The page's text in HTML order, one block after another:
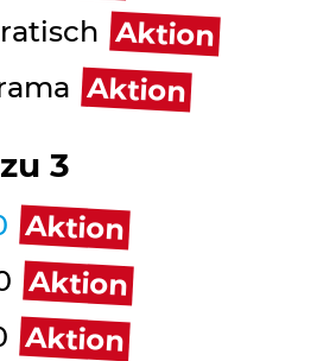
Aktion
Aktion
3
Aktion
Aktion
Aktion